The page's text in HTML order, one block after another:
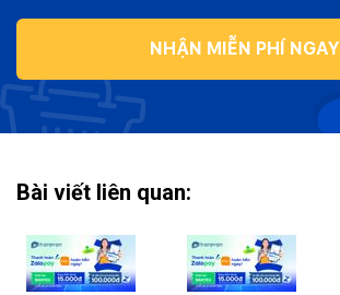
NHẬN MIỄN PHÍ NGAY
Bài viết liên quan: